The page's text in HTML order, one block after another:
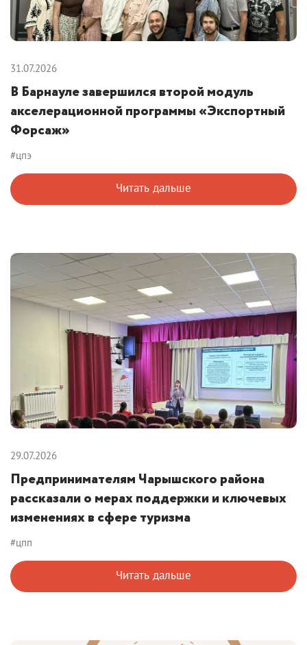
31.07.2026
В Барнауле завершился второй модуль
акселерационной программы «Экспортный
Форсаж»
#цпэ
Читать дальше
29.07.2026
Предпринимателям Чарышского района
рассказали о мерах поддержки и ключевых
изменениях в сфере туризма
#цпп
Читать дальше